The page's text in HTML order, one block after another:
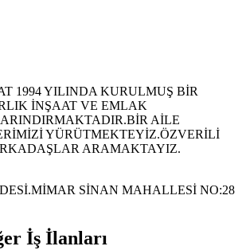
1994 YILINDA KURULMUŞ BİR
İNŞAAT VE EMLAK
AİLE
YÜRÜTMEKTEYİZ.ÖZVERİLİ
ARAMAKTAYIZ.
SİNAN MAHALLESİ NO:28
İş İlanları